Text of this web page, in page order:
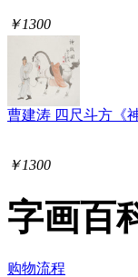
￥1300
曹建涛 四尺斗方《
￥1300
字画百
购物流程